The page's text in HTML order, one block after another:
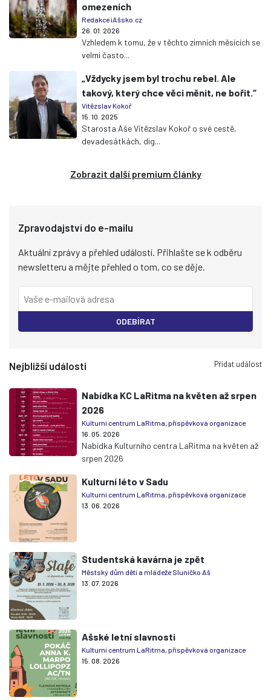
omezeních
Redakce iAšsko.cz
26. 01. 2026
Vzhledem k tomu, že v těchto zimních měsících se
velmi často...
„Vždycky jsem byl trochu rebel. Ale
takový, který chce věci měnit, ne bořit.“
Vítězslav Kokoř
15. 10. 2025
Starosta Aše Vítězslav Kokoř o své cestě,
devadesátkách, dig...
Zobrazit další premium články
Zpravodajství do e-mailu
Aktuální zprávy a přehled událostí. Přihlašte se k odběru
newsletteru a mějte přehled o tom, co se děje.
ODEBÍRAT
Nejbližší události Přidat událost
Nabídka KC LaRitma na květen až srpen
2026
Kulturní centrum LaRitma, příspěvková organizace
16. 05. 2026
Nabídka Kulturního centra LaRitma na květen až
srpen 2026
Kulturní léto v Sadu
Kulturní centrum LaRitma, příspěvková organizace
13. 06. 2026
Studentská kavárna je zpět
Městský dům dětí a mládeže Sluníčko Aš
13. 07. 2026
Ašské letní slavnosti
Kulturní centrum LaRitma, příspěvková organizace
15. 08. 2026